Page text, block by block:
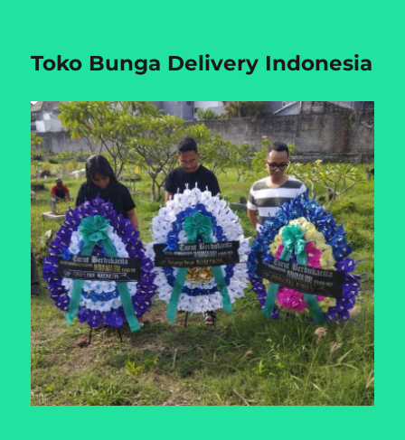
Toko Bunga Delivery Indonesia